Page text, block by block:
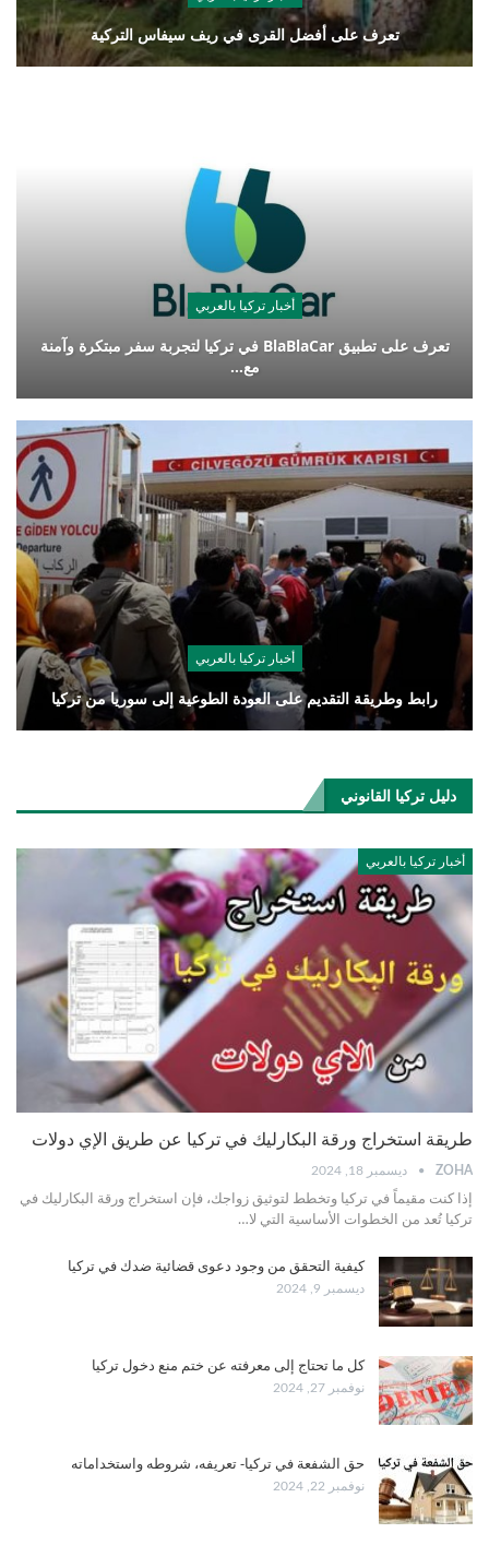
تعرف على أفضل القرى في ريف سيفاس التركية
أخبار تركيا بالعربي
تعرف على تطبيق BlaBlaCar في تركيا لتجربة سفر مبتكرة وآمنة
مع…
أخبار تركيا بالعربي
رابط وطريقة التقديم على العودة الطوعية إلى سوريا من تركيا
دليل تركيا القانوني
أخبار تركيا بالعربي
طريقة استخراج ورقة البكارليك في تركيا عن طريق الإي دولات
ZOHA ديسمبر 18, 2024
إذا كنت مقيماً في تركيا وتخطط لتوثيق زواجك، فإن استخراج ورقة البكارليك في
تركيا تُعد من الخطوات الأساسية التي لا…
كيفية التحقق من وجود دعوى قضائية ضدك في تركيا
ديسمبر 9, 2024
كل ما تحتاج إلى معرفته عن ختم منع دخول تركيا
نوفمبر 27, 2024
حق الشفعة في تركيا- تعريفه، شروطه واستخداماته
نوفمبر 22, 2024